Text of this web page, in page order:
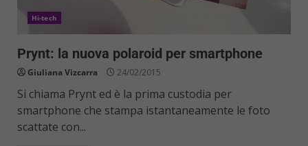
Hi-tech
Prynt: la nuova polaroid per smartphone
Giuliana Vizcarra 24/02/2015
Si chiama Prynt ed è la prima custodia per
smartphone che stampa istantaneamente le foto
scattate con...